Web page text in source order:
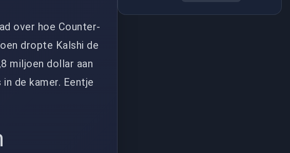
over hoe Counter-
dropte Kalshi de
miljoen dollar aan
de kamer. Eentje